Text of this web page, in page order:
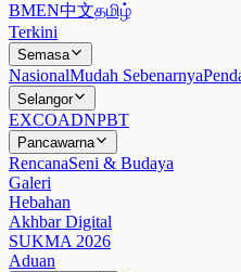
BMEN中文தமிழ்
Terkini
Semasa
NasionalMudah Sebenarnya
Selangor
EXCOADNPBT
Pancawarna
RencanaSeni & Budaya
Galeri
Hebahan
Akhbar Digital
SUKMA 2026
Aduan